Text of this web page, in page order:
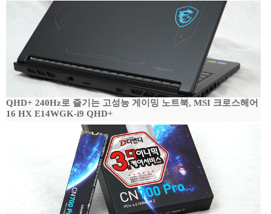
QHD+ 240Hz로 즐기는 고성능 게이밍 노트북, MSI 크로스헤어
16 HX E14WGK-i9 QHD+